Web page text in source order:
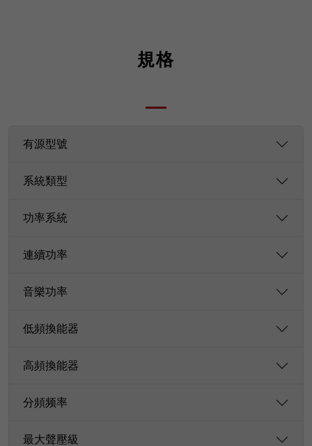
規格
有源型號
系統類型
功率系統
連續功率
音樂功率
低頻換能器
高頻換能器
分頻频率
最大聲壓級